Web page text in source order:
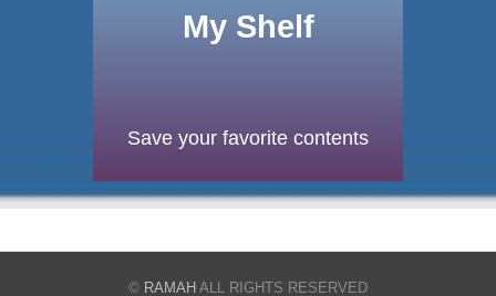
My Shelf
Save your favorite contents
© RAMAH ALL RIGHTS RESERVED